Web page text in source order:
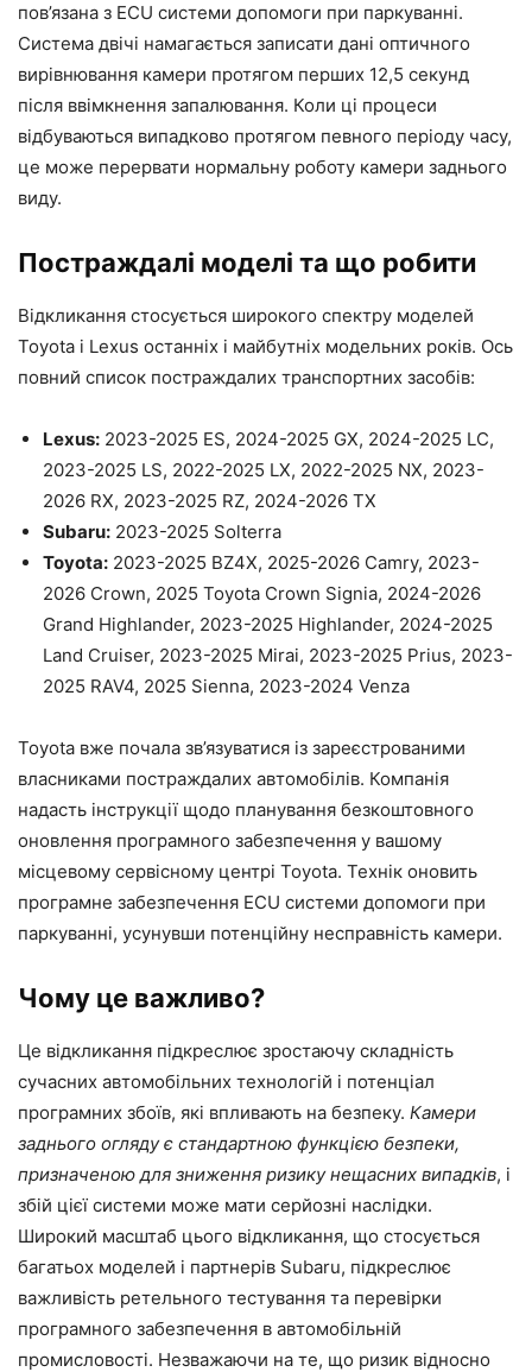
пов’язана з ECU системи допомоги при паркуванні.
Система двічі намагається записати дані оптичного
вирівнювання камери протягом перших 12,5 секунд
після ввімкнення запалювання. Коли ці процеси
відбуваються випадково протягом певного періоду часу,
це може перервати нормальну роботу камери заднього
виду.
Постраждалі моделі та що робити
Відкликання стосується широкого спектру моделей
Toyota і Lexus останніх і майбутніх модельних років. Ось
повний список постраждалих транспортних засобів:
Lexus: 2023-2025 ES, 2024-2025 GX, 2024-2025 LC,
2023-2025 LS, 2022-2025 LX, 2022-2025 NX, 2023-
2026 RX, 2023-2025 RZ, 2024-2026 TX
Subaru: 2023-2025 Solterra
Toyota: 2023-2025 BZ4X, 2025-2026 Camry, 2023-
2026 Crown, 2025 Toyota Crown Signia, 2024-2026
Grand Highlander, 2023-2025 Highlander, 2024-2025
Land Cruiser, 2023-2025 Mirai, 2023-2025 Prius, 2023-
2025 RAV4, 2025 Sienna, 2023-2024 Venza
Toyota вже почала зв’язуватися із зареєстрованими
власниками постраждалих автомобілів. Компанія
надасть інструкції щодо планування безкоштовного
оновлення програмного забезпечення у вашому
місцевому сервісному центрі Toyota. Технік оновить
програмне забезпечення ECU системи допомоги при
паркуванні, усунувши потенційну несправність камери.
Чому це важливо?
Це відкликання підкреслює зростаючу складність
сучасних автомобільних технологій і потенціал
програмних збоїв, які впливають на безпеку. Камери
заднього огляду є стандартною функцією безпеки,
призначеною для зниження ризику нещасних випадків, і
збій цієї системи може мати серйозні наслідки.
Широкий масштаб цього відкликання, що стосується
багатьох моделей і партнерів Subaru, підкреслює
важливість ретельного тестування та перевірки
програмного забезпечення в автомобільній
промисловості. Незважаючи на те, що ризик відносно